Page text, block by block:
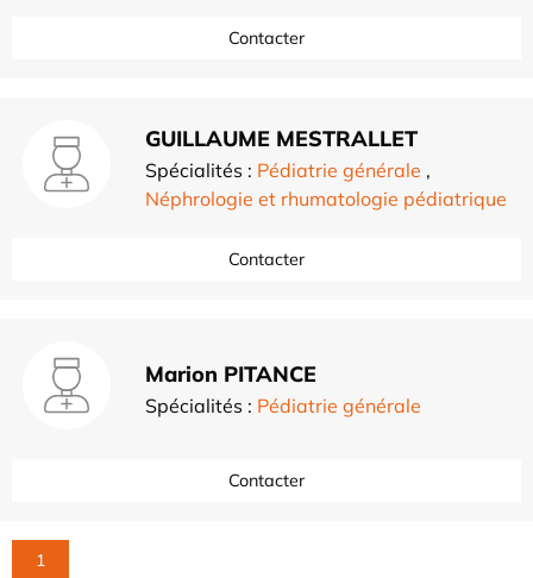
Contacter
GUILLAUME MESTRALLET
Spécialités : Pédiatrie générale ,
Néphrologie et rhumatologie pédiatrique
Contacter
Marion PITANCE
Spécialités : Pédiatrie générale
Contacter
1